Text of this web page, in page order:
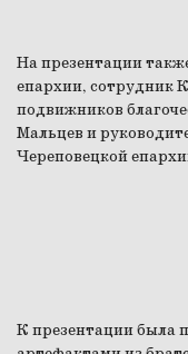
На презентации
епархии, сотрудник
подвижников
Мальцев и
Череповецкой
К презентации была